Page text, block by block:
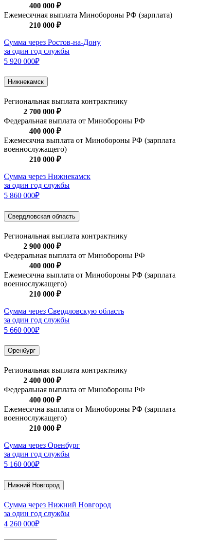
400 000 ₽
Ежемесячная выплата Минобороны РФ (зарплата)
210 000 ₽
Сумма через Ростов-на-Дону
за один год службы
5 920 000₽
Нижнекамск
Региональная выплата контрактнику
2 700 000 ₽
Федеральная выплата от Минобороны РФ
400 000 ₽
Ежемесячна выплата от Минобороны РФ (зарплата
военнослужащего)
210 000 ₽
Сумма через Нижнекамск
за один год службы
5 860 000₽
Свердловская область
Региональная выплата контрактнику
2 900 000 ₽
Федеральная выплата от Минобороны РФ
400 000 ₽
Ежемесячна выплата от Минобороны РФ (зарплата
военнослужащего)
210 000 ₽
Сумма через Свердловскую область
за один год службы
5 660 000₽
Оренбург
Региональная выплата контрактнику
2 400 000 ₽
Федеральная выплата от Минобороны РФ
400 000 ₽
Ежемесячна выплата от Минобороны РФ (зарплата
военнослужащего)
210 000 ₽
Сумма через Оренбург
за один год службы
5 160 000₽
Нижний Новгород
Сумма через Нижний Новгород
за один год службы
4 260 000₽